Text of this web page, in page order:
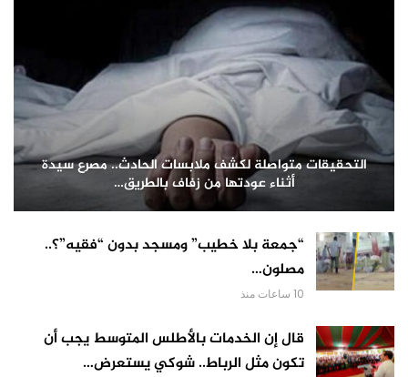
التحقيقات متواصلة لكشف ملابسات الحادث.. مصرع سيدة
أثناء عودتها من زفاف بالطريق…
“جمعة بلا خطيب” ومسجد بدون “فقيه”؟..
مصلون…
10 ساعات منذ
قال إن الخدمات بالأطلس المتوسط يجب أن
تكون مثل الرباط.. شوكي يستعرض…